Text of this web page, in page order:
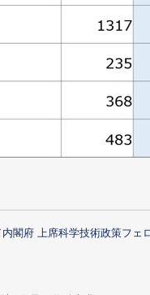
閣府 上席科学技術政策フェ